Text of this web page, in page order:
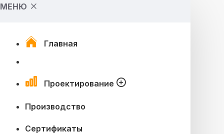
МЕНЮ
Главная
Проектирование
Производство
Сертификаты